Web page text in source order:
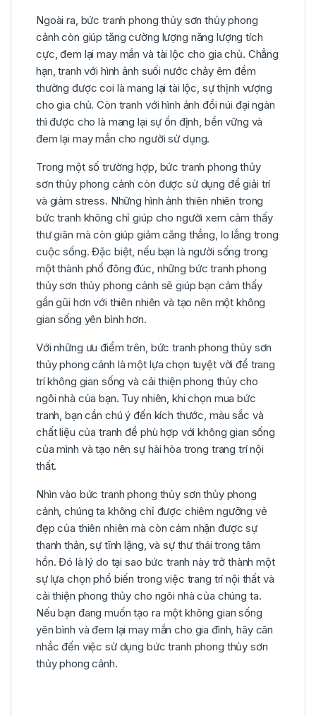
Ngoài ra, bức tranh phong thủy sơn thủy phong
cảnh còn giúp tăng cường lượng năng lượng tích
cực, đem lại may mắn và tài lộc cho gia chủ. Chẳng
hạn, tranh với hình ảnh suối nước chảy êm đềm
thường được coi là mang lại tài lộc, sự thịnh vượng
cho gia chủ. Còn tranh với hình ảnh đồi núi đại ngàn
thì được cho là mang lại sự ổn định, bền vững và
đem lại may mắn cho người sử dụng.
Trong một số trường hợp, bức tranh phong thủy
sơn thủy phong cảnh còn được sử dụng để giải trí
và giảm stress. Những hình ảnh thiên nhiên trong
bức tranh không chỉ giúp cho người xem cảm thấy
thư giãn mà còn giúp giảm căng thẳng, lo lắng trong
cuộc sống. Đặc biệt, nếu bạn là người sống trong
một thành phố đông đúc, những bức tranh phong
thủy sơn thủy phong cảnh sẽ giúp bạn cảm thấy
gần gũi hơn với thiên nhiên và tạo nên một không
gian sống yên bình hơn.
Với những ưu điểm trên, bức tranh phong thủy sơn
thủy phong cảnh là một lựa chọn tuyệt vời để trang
trí không gian sống và cải thiện phong thủy cho
ngôi nhà của bạn. Tuy nhiên, khi chọn mua bức
tranh, bạn cần chú ý đến kích thước, màu sắc và
chất liệu của tranh để phù hợp với không gian sống
của mình và tạo nên sự hài hòa trong trang trí nội
thất.
Nhìn vào bức tranh phong thủy sơn thủy phong
cảnh, chúng ta không chỉ được chiêm ngưỡng vẻ
đẹp của thiên nhiên mà còn cảm nhận được sự
thanh thản, sự tĩnh lặng, và sự thư thái trong tâm
hồn. Đó là lý do tại sao bức tranh này trở thành một
sự lựa chọn phổ biến trong việc trang trí nội thất và
cải thiện phong thủy cho ngôi nhà của chúng ta.
Nếu bạn đang muốn tạo ra một không gian sống
yên bình và đem lại may mắn cho gia đình, hãy cân
nhắc đến việc sử dụng bức tranh phong thủy sơn
thủy phong cảnh.